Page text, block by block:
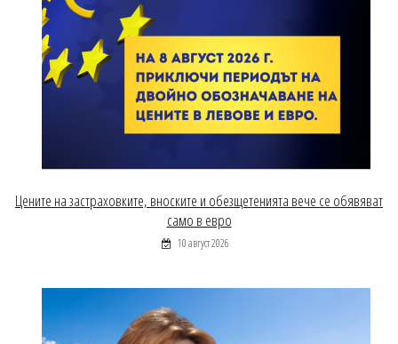
Цените на застраховките, вноските и обезщетенията вече се обявяват
само в евро
10 август 2026